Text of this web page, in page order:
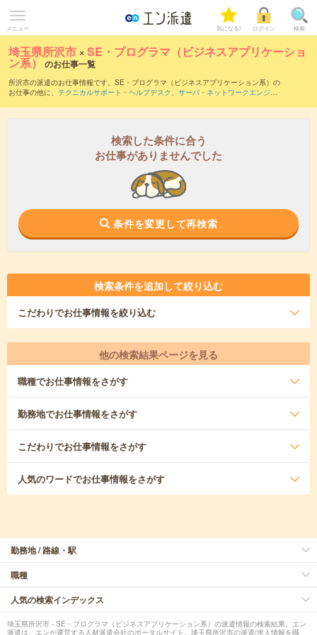
メニュー 気になる! ログイン 検索
埼玉県所沢市 ×SE・プログラマ（ビジネスアプリケーショ
ン系） のお仕事一覧
所沢市の派遣のお仕事情報です。SE・プログラマ（ビジネスアプリケーション系）の
お仕事の他に、 テクニカルサポート・ヘルプデスク 、 サーバ・ネットワークエンジニ
（ビジネスアプリケーション系）のお仕事とは？とは？
検索した条件に合う
お仕事がありませんでした
条件を変更して再検索
検索条件を追加して絞り込む
こだわりでお仕事情報を絞り込む
他の検索結果ページを見る
職種でお仕事情報をさがす
勤務地でお仕事情報をさがす
こだわりでお仕事情報をさがす
人気のワードでお仕事情報をさがす
勤務地 / 路線・駅
職種
人気の検索インデックス
埼玉県所沢市 - SE・プログラマ（ビジネスアプリケーション系）の派遣情報の検索結果。エン
派遣は、エンが運営する人材派遣会社のポータルサイト。埼玉県所沢市の派遣/求人情報を職